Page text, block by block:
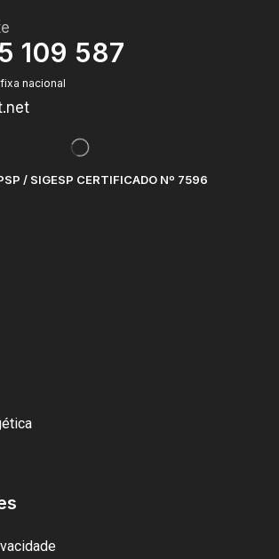
109 587
nacional
/ SIGESP CERTIFICADO Nº 7596